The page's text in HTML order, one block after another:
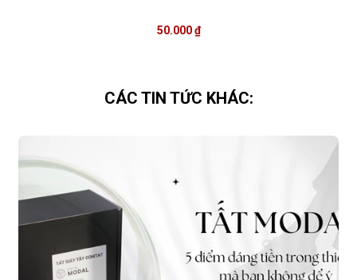
50.000 ₫
CÁC TIN TỨC KHÁC: